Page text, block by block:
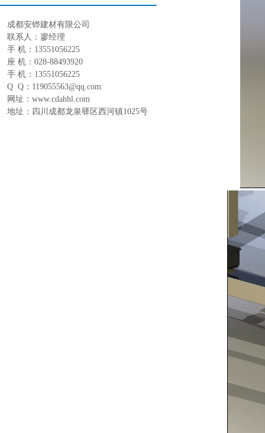
成都安铧建材有限公司
联系人：廖经理
手 机：13551056225
座 机：028-88493920
手 机：13551056225
Q Q：119055563@qq.com
网址：www.cdahhl.com
地址：四川成都龙泉驿区西河镇1025号